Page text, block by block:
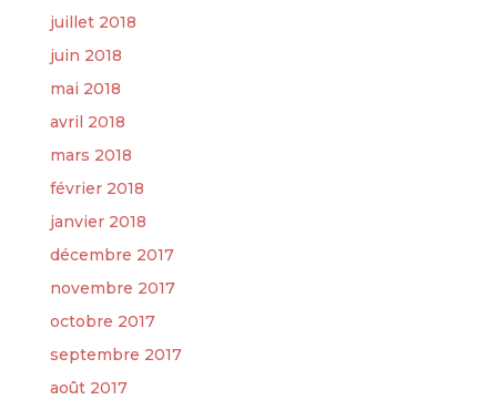
juillet 2018
juin 2018
mai 2018
avril 2018
mars 2018
février 2018
janvier 2018
décembre 2017
novembre 2017
octobre 2017
septembre 2017
août 2017